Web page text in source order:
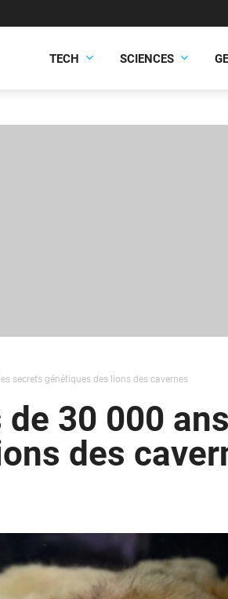
TECH SCIENCES
secrets génétiques des lions des cavernes
de 30 000
des